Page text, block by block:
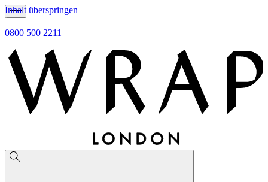
Inhalt überspringen
0800 500 2211